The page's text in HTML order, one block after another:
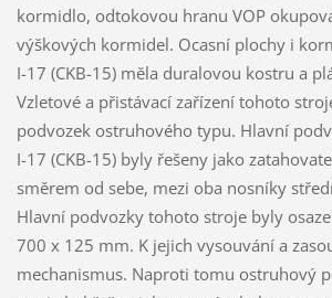
kormidlo, odtokovou hranu VOP
výškových kormidel. Ocasní plochy i
I-17 (CKB-15) měla duralovou kostru a
Vzletové a přistávací zařízení tohoto
podvozek ostruhového typu. Hlavní
I-17 (CKB-15) byly řešeny jako
směrem od sebe, mezi oba nosníky
Hlavní podvozky tohoto stroje byly
700 x 125 mm. K jejich vysouvání a
mechanismus. Naproti tomu ostruhový